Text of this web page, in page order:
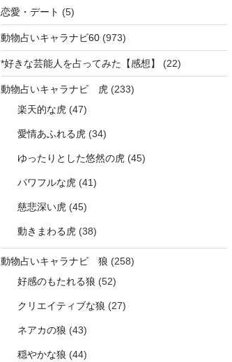
恋愛・デート (5)
動物占いキャラナビ60(973)
*好きな芸能人を占ってみた【感想】 (22)
動物占いキャラナビ 虎(233)
楽天的な虎(47)
愛情あふれる虎(34)
ゆったりとした悠然の虎(45)
パワフルな虎(41)
慈悲深い虎(45)
動きまわる虎(38)
動物占いキャラナビ 狼 (258)
好感のもたれる狼 (52)
クリエイティブな狼 (27)
ネアカの狼 (43)
穏やかな狼 (44)